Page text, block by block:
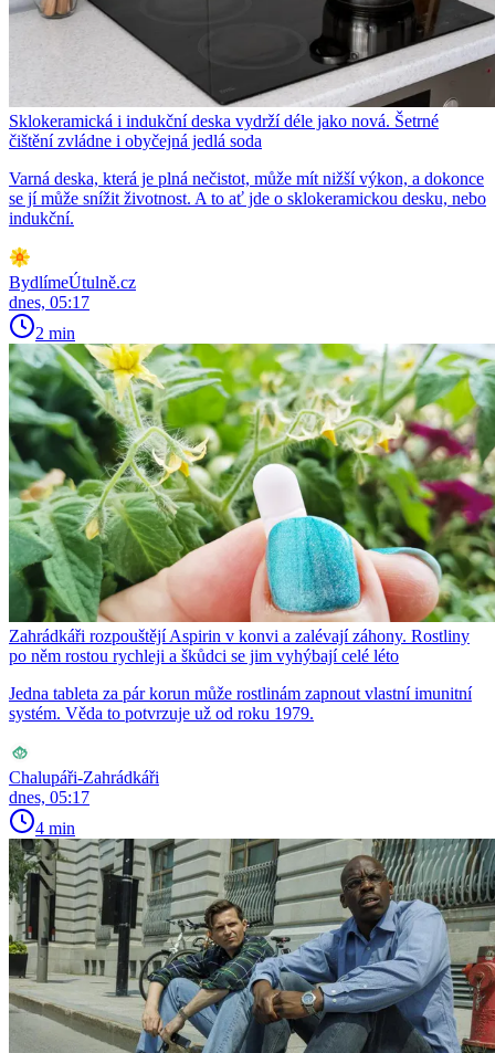
Sklokeramická i indukční deska vydrží déle jako nová. Šetrné
čištění zvládne i obyčejná jedlá soda
Varná deska, která je plná nečistot, může mít nižší výkon, a dokonce
se jí může snížit životnost. A to ať jde o sklokeramickou desku, nebo
indukční.
BydlímeÚtulně.cz
dnes, 05:17
2 min
Zahrádkáři rozpouštějí Aspirin v konvi a zalévají záhony. Rostliny
po něm rostou rychleji a škůdci se jim vyhýbají celé léto
Jedna tableta za pár korun může rostlinám zapnout vlastní imunitní
systém. Věda to potvrzuje už od roku 1979.
Chalupáři-Zahrádkáři
dnes, 05:17
4 min